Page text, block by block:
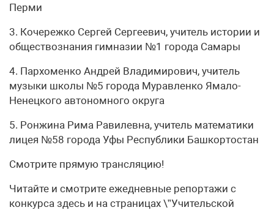
Перми
3. Кочережко Сергей Сергеевич, учитель истории и
обществознания гимназии №1 города Самары
4. Пархоменко Андрей Владимирович, учитель
музыки школы №5 города Муравленко Ямало-
Ненецкого автономного округа
5. Ронжина Рима Равилевна, учитель математики
лицея №58 города Уфы Республики Башкортостан
Смотрите прямую трансляцию!
Читайте и смотрите ежедневные репортажи с
конкурса здесь и на страницах \”Учительской